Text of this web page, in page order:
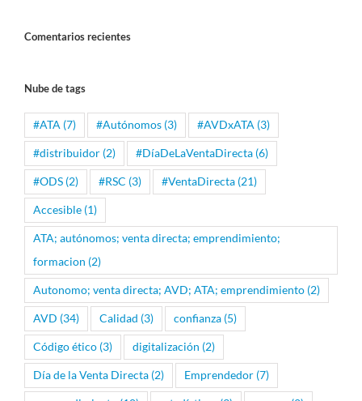
Comentarios recientes
Nube de tags
#ATA (7) #Autónomos (3) #AVDxATA (3)
#distribuidor (2) #DíaDeLaVentaDirecta (6)
#ODS (2) #RSC (3) #VentaDirecta (21)
Accesible (1)
ATA; autónomos; venta directa; emprendimiento;
formacion (2)
Autonomo; venta directa; AVD; ATA; emprendimiento (2)
AVD (34) Calidad (3) confianza (5)
Código ético (3) digitalización (2)
Día de la Venta Directa (2) Emprendedor (7)